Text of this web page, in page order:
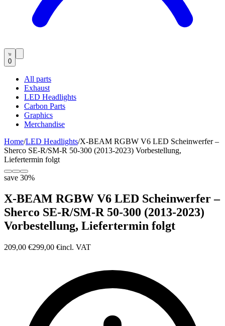
0
All parts
Exhaust
LED Headlights
Carbon Parts
Graphics
Merchandise
Home/LED Headlights/X-BEAM RGBW V6 LED Scheinwerfer –
Sherco SE-R/SM-R 50-300 (2013-2023) Vorbestellung,
Liefertermin folgt
save 30%
X-BEAM RGBW V6 LED Scheinwerfer –
Sherco SE-R/SM-R 50-300 (2013-2023)
Vorbestellung, Liefertermin folgt
209,00 €299,00 €incl. VAT